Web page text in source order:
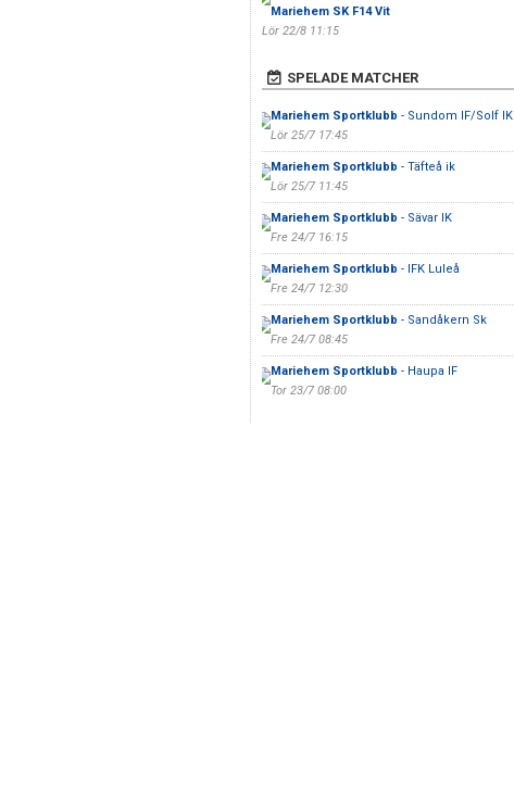
Mariehem SK F14 Vit
Lör 22/8 11:15
SPELADE MATCHER
Mariehem Sportklubb - Sundom IF/Solf IK
Lör 25/7 17:45
Mariehem Sportklubb - Täfteå ik
Lör 25/7 11:45
Mariehem Sportklubb - Sävar IK
Fre 24/7 16:15
Mariehem Sportklubb - IFK Luleå
Fre 24/7 12:30
Mariehem Sportklubb - Sandåkern Sk
Fre 24/7 08:45
Mariehem Sportklubb - Haupa IF
Tor 23/7 08:00